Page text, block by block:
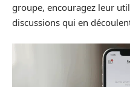
groupe, encouragez leur
discussions qui en